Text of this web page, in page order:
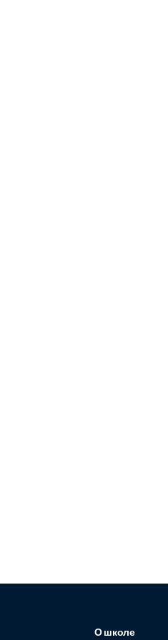
О школе